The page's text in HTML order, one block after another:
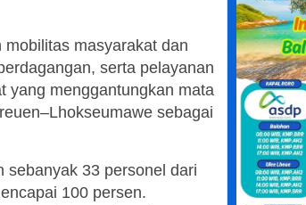
masyarakat dan
serta pelayanan
yang menggantungkan mata
sebagai
sebanyak 33 personel dari
100 persen.